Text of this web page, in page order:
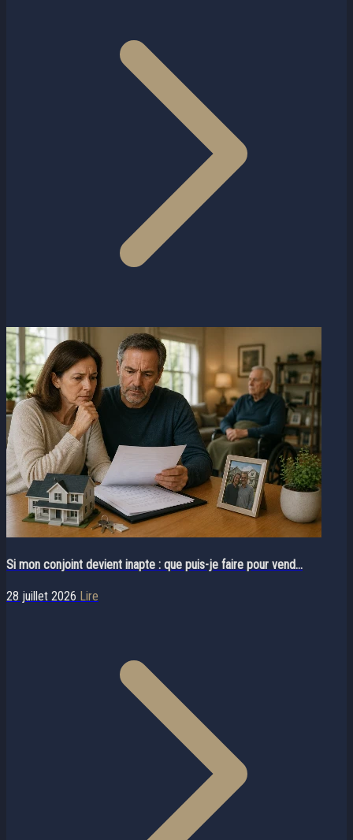
Si mon conjoint devient inapte : que puis-je faire pour vend...
28 juillet 2026 Lire